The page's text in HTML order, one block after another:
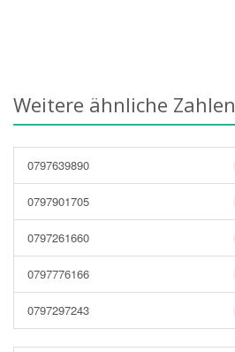
Weitere ähnliche Zahlen
0797639890
0797901705
0797261660
0797776166
0797297243